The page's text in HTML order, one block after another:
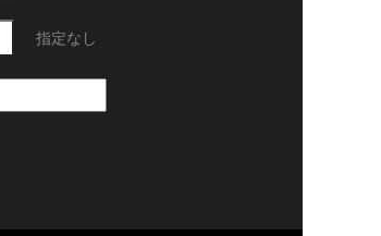
指定なし